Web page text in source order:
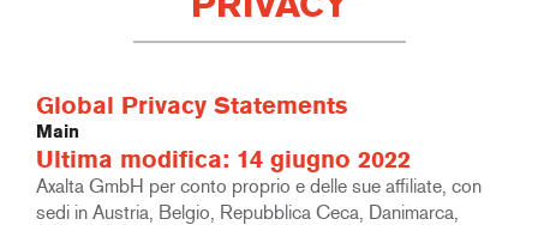
Global Privacy Statements
Main
Ultima modifica: 14 giugno 2022
Axalta GmbH per conto proprio e delle sue affiliate, con
sedi in Austria, Belgio, Repubblica Ceca, Danimarca,